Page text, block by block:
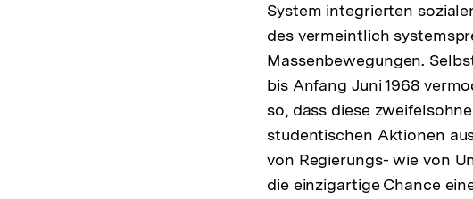
System integrierten
des vermeintlich
Massenbewegungen.
bis Anfang Juni 1968
so, dass diese
studentischen Aktionen
von Regierungs- wie von
die einzigartige Chance